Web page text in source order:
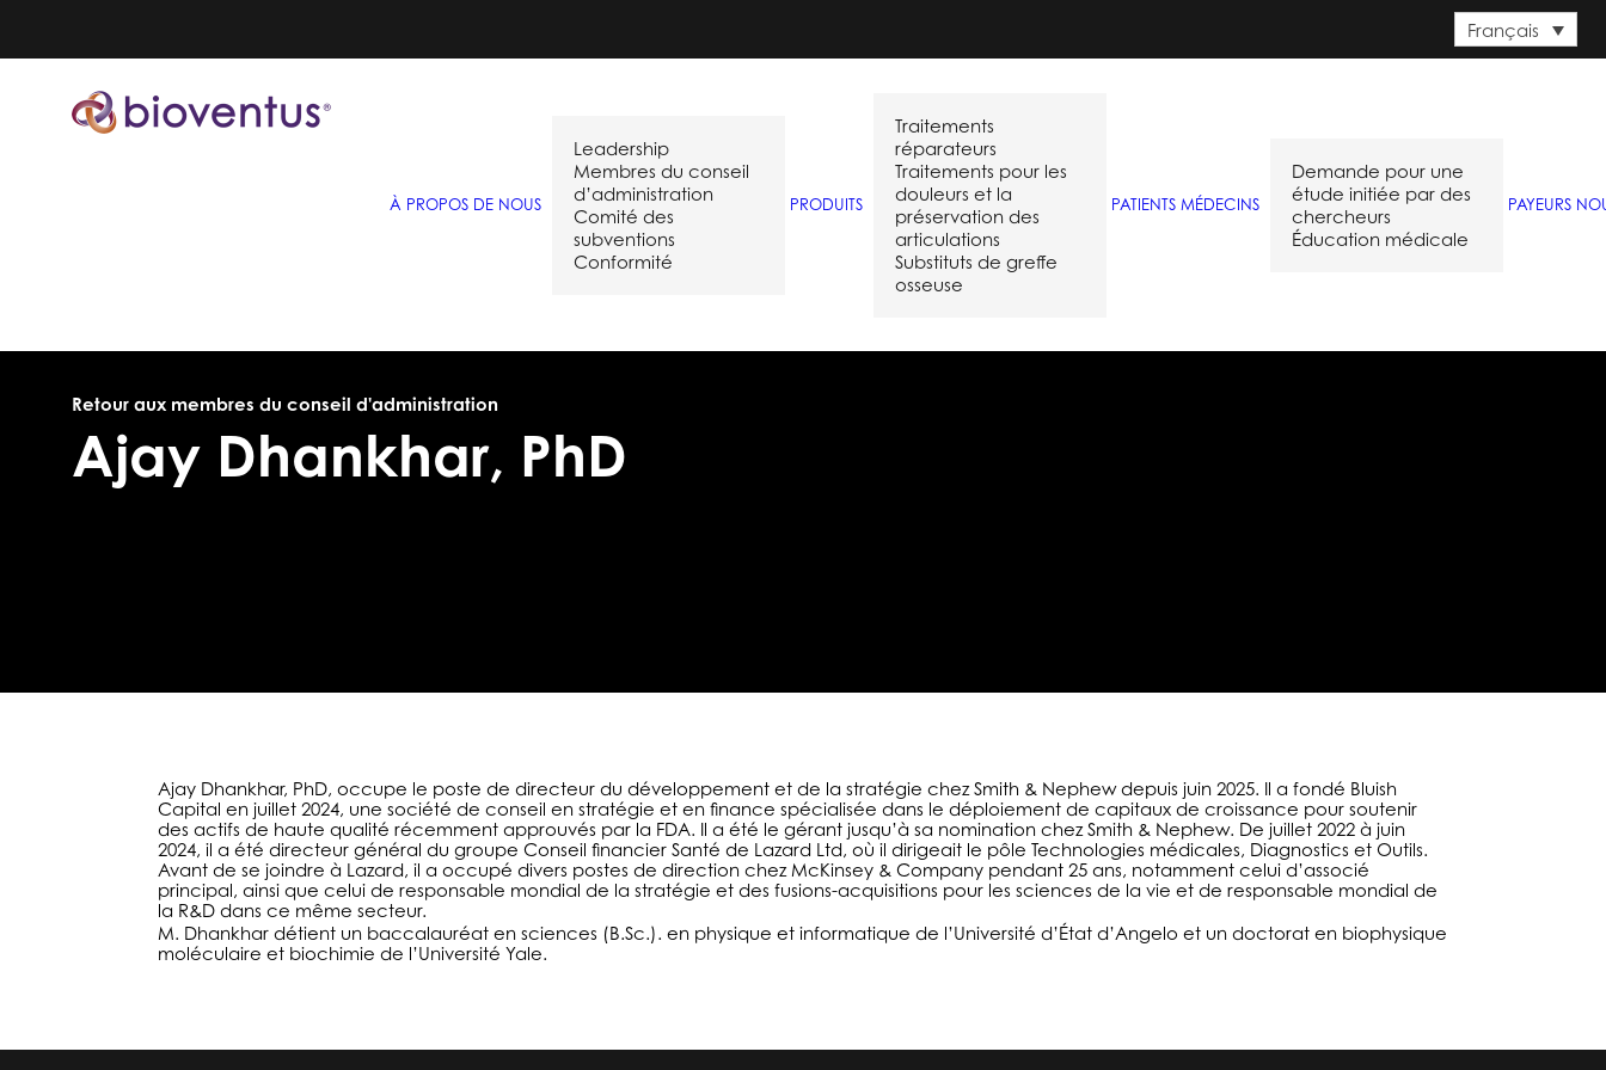
Français
À PROPOS DE NOUS
Leadership
Membres du conseil
d’administration
Comité des
subventions
Conformité
PRODUITS
Traitements
réparateurs
Traitements pour les
douleurs et la
préservation des
articulations
Substituts de greffe
osseuse
PATIENTS MÉDECINS
Demande pour une
étude initiée par des
chercheurs
Éducation médicale
PAYEURS
Retour aux membres du conseil d'administration
Ajay Dhankhar, PhD
Ajay Dhankhar, PhD, occupe le poste de directeur du développement et de la stratégie chez Smith & Nephew depuis juin 2025. Il a fondé Bluish
Capital en juillet 2024, une société de conseil en stratégie et en finance spécialisée dans le déploiement de capitaux de croissance pour soutenir
des actifs de haute qualité récemment approuvés par la FDA. Il a été le gérant jusqu’à sa nomination chez Smith & Nephew. De juillet 2022 à juin
2024, il a été directeur général du groupe Conseil financier Santé de Lazard Ltd, où il dirigeait le pôle Technologies médicales, Diagnostics et Outils.
Avant de se joindre à Lazard, il a occupé divers postes de direction chez McKinsey & Company pendant 25 ans, notamment celui d’associé
principal, ainsi que celui de responsable mondial de la stratégie et des fusions-acquisitions pour les sciences de la vie et de responsable mondial de
la R&D dans ce même secteur.
M. Dhankhar détient un baccalauréat en sciences (B.Sc.). en physique et informatique de l’Université d’État d’Angelo et un doctorat en biophysique
moléculaire et biochimie de l’Université Yale.